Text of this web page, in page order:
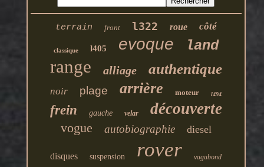
terrain front l322 roue côté
classique l405 evoque land
range alliage authentique
noir plage arrière moteur l494
frein gauche velar découverte
vogue autobiographie diesel
disques suspension rover vagabond